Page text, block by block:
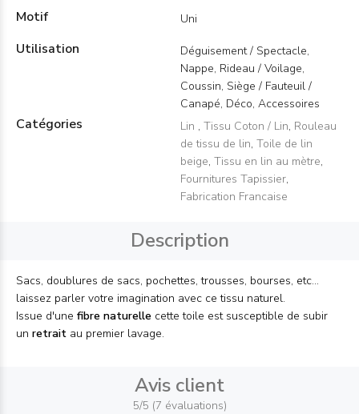
Motif Uni
Utilisation
Déguisement / Spectacle,
Nappe, Rideau / Voilage,
Coussin, Siège / Fauteuil /
Canapé, Déco, Accessoires
Catégories Lin , Tissu Coton / Lin, Rouleau
de tissu de lin, Toile de lin
beige, Tissu en lin au mètre,
Fournitures Tapissier,
Fabrication Francaise
Description
Sacs, doublures de sacs, pochettes, trousses, bourses, etc...
laissez parler votre imagination avec ce tissu naturel.
Issue d'une fibre naturelle cette toile est susceptible de subir
un retrait au premier lavage.
Avis client
5/5 (7 évaluations)